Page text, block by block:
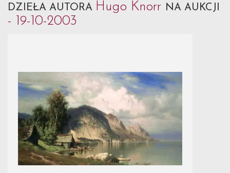
DZIEŁA AUTORA Hugo Knorr NA AUKCJI
- 19-10-2003